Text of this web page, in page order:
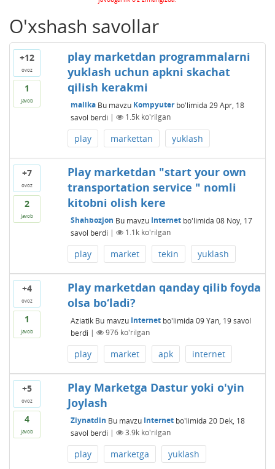
O'xshash savollar
+12
ovoz
1
javob
play marketdan programmalarni
yuklash uchun apkni skachat
qilish kerakmi
malika Bu mavzu Kompyuterbo'limida 29 Apr, 18
savol berdi | 1.5kko'rilgan
play markettan yuklash
+7
ovoz
2
javob
Play marketdan "start your own
transportation service " nomli
kitobni olish kere
Shahbozjon Bu mavzu Internetbo'limida 08 Noy, 17
savol berdi | 1.1kko'rilgan
play market tekin yuklash
+4
ovoz
1
javob
Play marketdan qanday qilib foyda
olsa bo‘ladi?
Aziatik Bu mavzu Internetbo'limida 09 Yan, 19 savol
berdi | 976ko'rilgan
play market apk internet
+5
ovoz
4
javob
Play Marketga Dastur yoki o'yin
Joylash
Ziynatdin Bu mavzu Internetbo'limida 20 Dek, 18
savol berdi | 3.9kko'rilgan
play marketga yuklash